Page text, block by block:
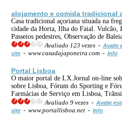
alojamento e comida tradicional
Casa tradicional açoriana situada na
cidade da Horta, Ilha do Faial. Vulcão,
Passeios pedestres, Observação de
Avaliado 123 vezes - Avalie
site - www.casadajaponeira.com - Info
Portal Lisboa
O maior portal de LX.Jornal on-line
sobre Lisboa, Fórum do Sporting e
Farmácias de Serviço em Lisboa,
Avaliado 9 vezes - Avalie
site - www.portallisboa.net - Info